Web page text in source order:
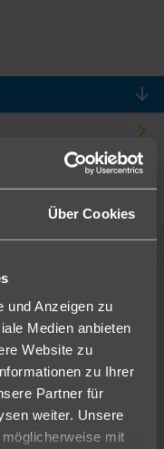
Über Cookies
und Anzeigen zu
Medien anbieten
Website zu
zu Ihrer
Partner für
weiter. Unsere
mit
Nur Hotel